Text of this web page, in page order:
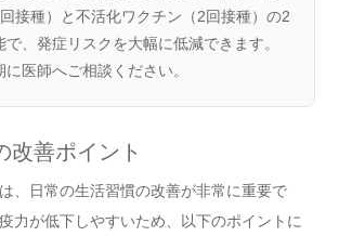
接種）と不活化ワクチン（2回接種）の2
、発症リスクを大幅に低減できます。
医師へご相談ください。
善ポイント
、日常の生活習慣の改善が非常に重要で
力が低下しやすいため、以下のポイントに